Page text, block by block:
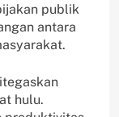
publik
antara
hulu.